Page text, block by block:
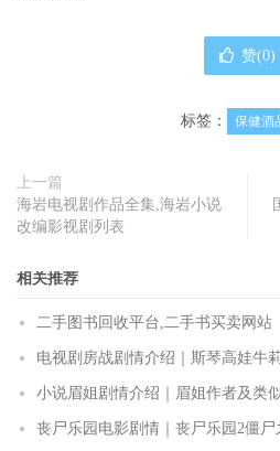
赞(0)
标签： 保健酒
上一篇
海岩电视剧作品全集,海岩小说
改编影视剧列表
相关推荐
二手图书回收平台,二手书买卖网站
电视剧房战剧情介绍｜斯琴高娃牛
小说眉姐剧情介绍｜眉姐作者及类
丧尸乐园电影剧情｜丧尸乐园2僵